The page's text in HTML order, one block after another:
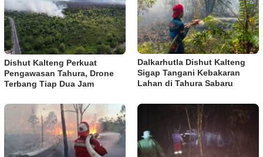
Dishut Kalteng Perkuat
Pengawasan Tahura, Drone
Terbang Tiap Dua Jam
Dalkarhutla Dishut Kalteng
Sigap Tangani Kebakaran
Lahan di Tahura Sabaru